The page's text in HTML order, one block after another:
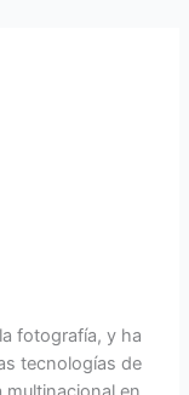
fotografía, y ha
tecnologías de